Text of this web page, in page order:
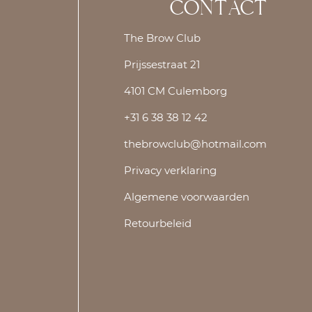
CONTACT
The Brow Club
Prijssestraat 21
4101 CM Culemborg
+31 6 38 38 12 42
thebrowclub@hotmail.com
Privacy verklaring
Algemene voorwaarden
Retourbeleid